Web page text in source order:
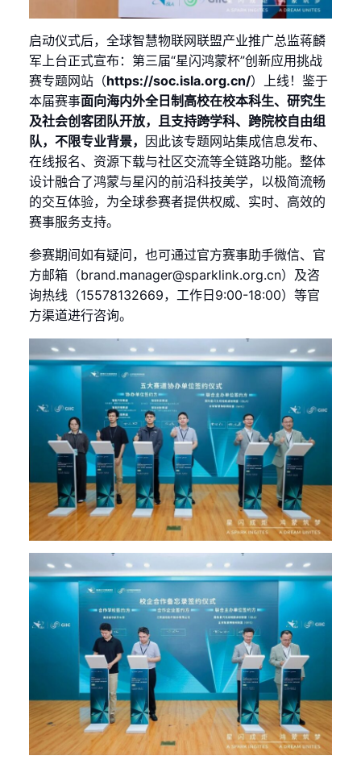
启动仪式后，全球智慧物联网联盟产业推广总监蒋麟
军上台正式宣布：第三届“星闪鸿蒙杯”创新应用挑战
赛专题网站（https://soc.isla.org.cn/）上线！鉴于
本届赛事面向海内外全日制高校在校本科生、研究生
及社会创客团队开放，且支持跨学科、跨院校自由组
队，不限专业背景， 因此该专题网站集成信息发布、
在线报名、资源下载与社区交流等全链路功能。整体
设计融合了鸿蒙与星闪的前沿科技美学，以极简流畅
的交互体验，为全球参赛者提供权威、实时、高效的
赛事服务支持。
参赛期间如有疑问，也可通过官方赛事助手微信、官
方邮箱（brand.manager@sparklink.org.cn）及咨
询热线（15578132669，工作日9:00-18:00）等官
方渠道进行咨询。